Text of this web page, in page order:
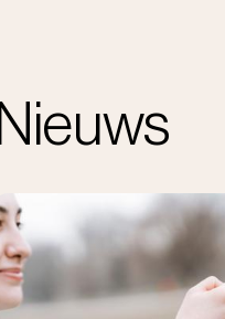
Nieuws